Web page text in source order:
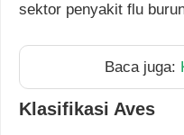
sektor penyakit flu
Baca juga:
Klasifikasi Aves